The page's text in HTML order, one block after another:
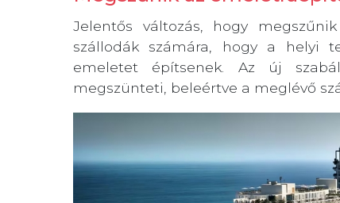
Jelentős változás, hogy
szállodák számára, hogy a helyi
emeletet építsenek. Az új
megszünteti, beleértve a meglévő